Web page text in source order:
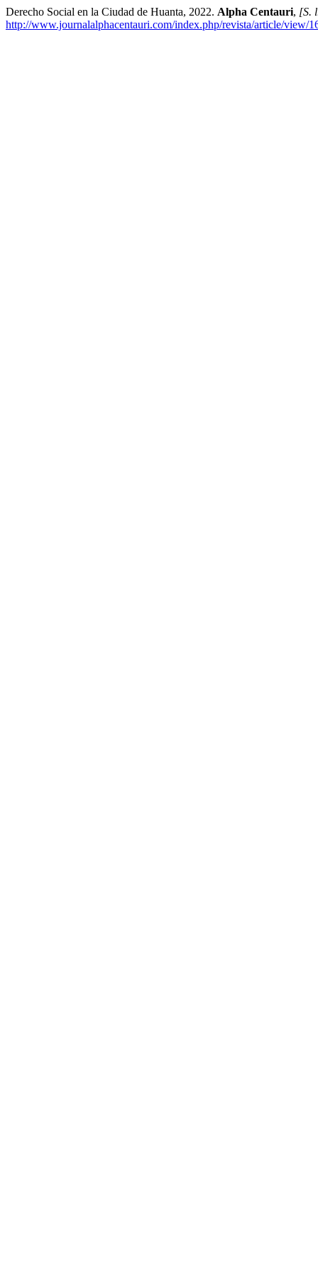
Derecho Social en la Ciudad de Huanta, 2022. Alpha Centauri, [S.
http://www.journalalphacentauri.com/index.php/revista/article/view/